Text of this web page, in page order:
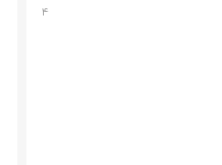
۴